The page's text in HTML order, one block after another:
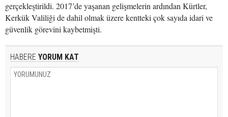
gerçekleştirildi. 2017’de yaşanan gelişmelerin ardından Kürtler,
Kerkük Valiliği de dahil olmak üzere kentteki çok sayıda idari ve
güvenlik görevini kaybetmişti.
HABERE YORUM KAT